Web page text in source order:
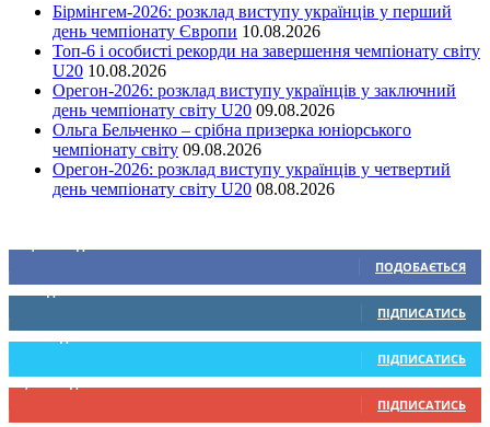
Бірмінгем-2026: розклад виступу українців у перший
день чемпіонату Європи 10.08.2026
Топ-6 і особисті рекорди на завершення чемпіонату світу
U20 10.08.2026
Орегон-2026: розклад виступу українців у заключний
день чемпіонату світу U20 09.08.2026
Ольга Бельченко – срібна призерка юніорського
чемпіонату світу 09.08.2026
Орегон-2026: розклад виступу українців у четвертий
день чемпіонату світу U20 08.08.2026
ПОДОБАЄТЬСЯ
0 Підписників
ПІДПИСАТИСЬ
234 Підписників
ПІДПИСАТИСЬ
9,370 Підписників
ПІДПИСАТИСЬ